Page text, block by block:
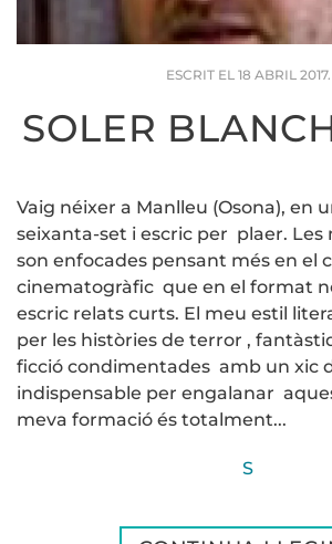
ESCRIT EL 18 ABRIL 2017.
SOLER
Vaig néixer a Manlleu (Osona), en
seixanta-set i escric per plaer. Les
son enfocades pensant més en el
cinematogràfic que en el format
escric relats curts. El meu estil
per les històries de terror ,
ficció condimentades amb un xic
indispensable per engalanar
meva formació és totalment...
S